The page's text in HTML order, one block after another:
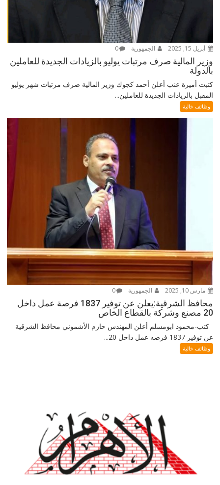
أبريل 15, 2025 الجمهورية 0
وزير المالية صرف مرتبات يوليو بالزيادات الجديدة للعاملين
بالدولة
كتبت أميرة عنب أعلن أحمد كجوك وزير المالية صرف مرتبات شهر يوليو
المقبل بالزيادات الجديدة للعاملين...
وظائف خالية
مارس 10, 2025 الجمهورية 0
محافظ الشرقية:يعلن عن توفير 1837 فرصة عمل داخل
20 مصنع وشركة بالقطاع الخاص
كتب-محمود ابومسلم أعلن المهندس حازم الأشموني محافظ الشرقية
عن توفير 1837 فرصه عمل داخل 20...
وظائف خالية